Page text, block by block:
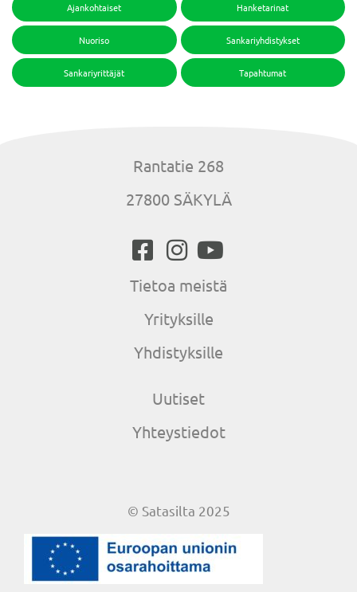
Ajankohtaiset Hanketarinat
Nuoriso Sankariyhdistykset
Sankariyrittäjät Tapahtumat
Rantatie 268
27800 SÄKYLÄ
Tietoa meistä
Yrityksille
Yhdistyksille
Uutiset
Yhteystiedot
© Satasilta 2025